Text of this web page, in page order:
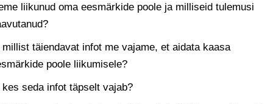
liikunud oma eesmärkide poole ja milliseid tulemusi
millist täiendavat infot me vajame, et aidata kaasa
poole liikumisele?
kes seda infot täpselt vajab?